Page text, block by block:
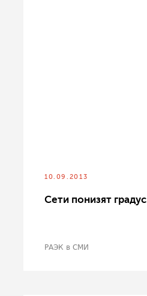
10.09.2013
Сети понизят градус
РАЭК в СМИ